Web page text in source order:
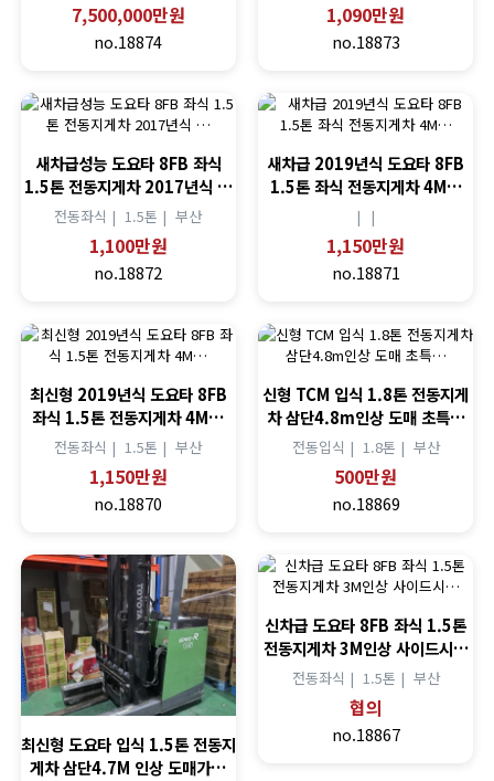
7,500,000만원
no.18874
1,090만원
no.18873
새차급성능 도요타 8FB 좌식
1.5톤 전동지게차 2017년식 …
전동좌식 |1.5톤 |부산
1,100만원
no.18872
새차급 2019년식 도요타 8FB
1.5톤 좌식 전동지게차 4M…
| |
1,150만원
no.18871
최신형 2019년식 도요타 8FB
좌식 1.5톤 전동지게차 4M…
전동좌식 |1.5톤 |부산
1,150만원
no.18870
신형 TCM 입식 1.8톤 전동지게
차 삼단4.8m인상 도매 초특…
전동입식 | 1.8톤 | 부산
500만원
no.18869
최신형 도요타 입식 1.5톤 전동지
게차 삼단4.7M 인상 도매가…
신차급 도요타 8FB 좌식 1.5톤
전동지게차 3M인상 사이드시…
전동좌식 | 1.5톤 | 부산
협의
no.18867